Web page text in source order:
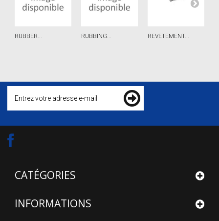
RUBBER... RUBBING... REVETEMENT...
CATÉGORIES
INFORMATIONS